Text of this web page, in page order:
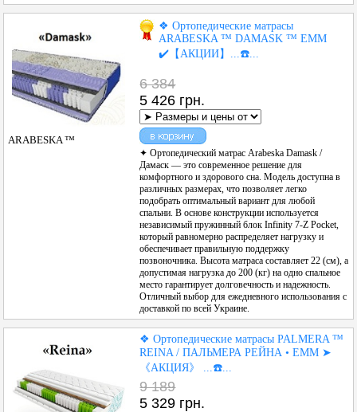
ARABESKA ™
❖ Ортопедические матрасы
ARABESKA ™ DAMASK ™ EMM
✔️【АКЦИИ】...☎️...
6 384
5 426 грн.
✦ Ортопедический матрас Arabeska Damask /
Дамаск — это современное решение для
комфортного и здорового сна. Модель доступна в
различных размерах, что позволяет легко
подобрать оптимальный вариант для любой
спальни. В основе конструкции используется
независимый пружинный блок Infinity 7-Z Pocket,
который равномерно распределяет нагрузку и
обеспечивает правильную поддержку
позвоночника. Высота матраса составляет 22 (см), а
допустимая нагрузка до 200 (кг) на одно спальное
место гарантирует долговечность и надежность.
Отличный выбор для ежедневного использования с
доставкой по всей Украине.
❖ Ортопедические матрасы PALMERA ™
REINA / ПАЛЬМЕРА РЕЙНА • ЕММ ➤
《АКЦИЯ》 ...☎️...
9 189
5 329 грн.